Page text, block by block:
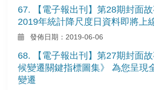
67. 【電子報出刊】第28期封面
2019年統計降尺度日資料即將上
發佈日期：2019-06-06
68. 【電子報出刊】第27期封面
候變遷關鍵指標圖集》 為您呈現
變遷